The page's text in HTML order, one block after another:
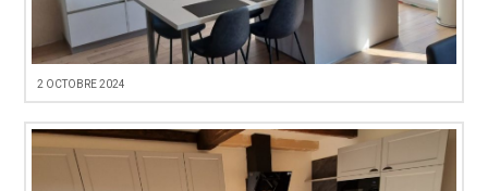
2 OCTOBRE 2024